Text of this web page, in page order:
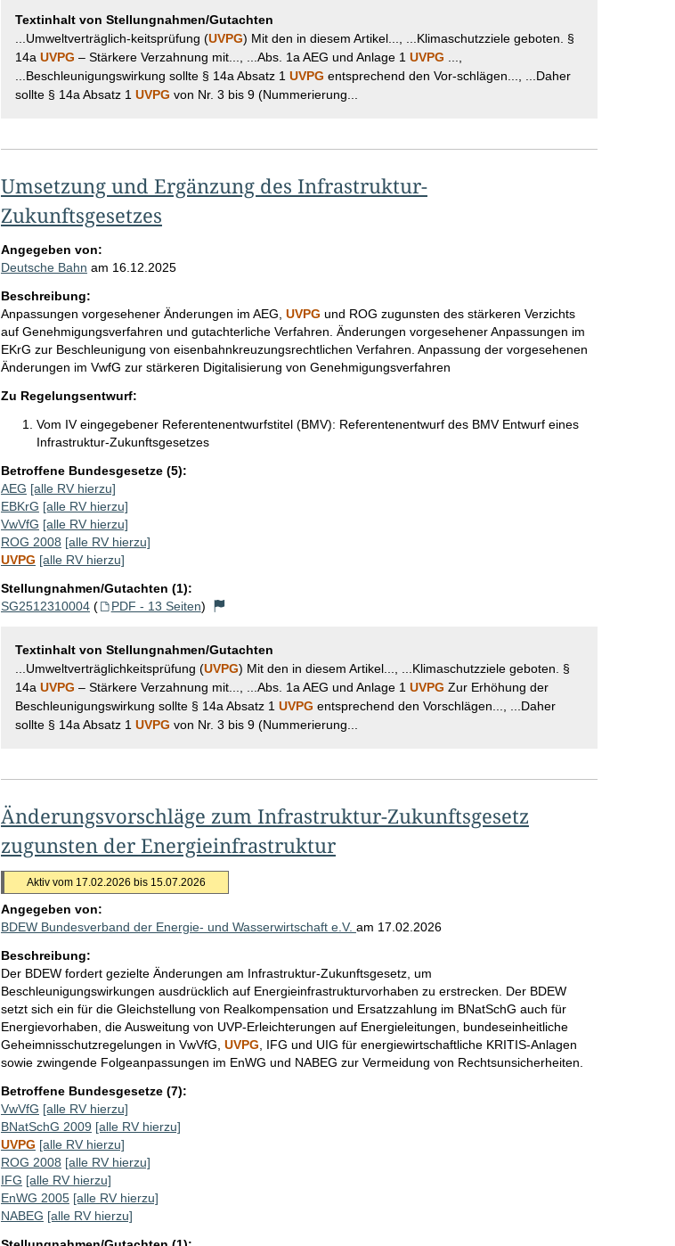
Textinhalt von Stellungnahmen/Gutachten
...Umweltverträglich-keitsprüfung (UVPG) Mit den in diesem Artikel..., ...Klimaschutzziele geboten. §
14a UVPG – Stärkere Verzahnung mit..., ...Abs. 1a AEG und Anlage 1 UVPG
...Beschleunigungswirkung sollte § 14a Absatz 1 UVPG entsprechend den Vor-schlägen..., ...Daher
sollte § 14a Absatz 1 UVPG von Nr. 3 bis 9 (Nummerierung...
Umsetzung und Ergänzung des Infrastruktur-
Zukunftsgesetzes
Angegeben von:
Deutsche Bahn am 16.12.2025
Beschreibung:
Anpassungen vorgesehener Änderungen im AEG, UVPG und ROG zugunsten des stärkeren Verzichts
auf Genehmigungsverfahren und gutachterliche Verfahren. Änderungen vorgesehener Anpassungen im
EKrG zur Beschleunigung von eisenbahnkreuzungsrechtlichen Verfahren. Anpassung der vorgesehenen
Änderungen im VwfG zur stärkeren Digitalisierung von Genehmigungsverfahren
Zu Regelungsentwurf:
Vom IV eingegebener Referentenentwurfstitel (BMV): Referentenentwurf des BMV Entwurf eines
Infrastruktur-Zukunftsgesetzes
Betroffene Bundesgesetze (5):
AEG [alle RV hierzu]
EBKrG [alle RV hierzu]
VwVfG [alle RV hierzu]
ROG 2008 [alle RV hierzu]
UVPG [alle RV hierzu]
Stellungnahmen/Gutachten (1):
SG2512310004( PDF - 13 Seiten)
Textinhalt von Stellungnahmen/Gutachten
...Umweltverträglichkeitsprüfung (UVPG) Mit den in diesem Artikel..., ...Klimaschutzziele geboten. §
14a UVPG – Stärkere Verzahnung mit..., ...Abs. 1a AEG und Anlage 1 UVPG Zur Erhöhung der
Beschleunigungswirkung sollte § 14a Absatz 1 UVPG entsprechend den Vorschlägen..., ...Daher
sollte § 14a Absatz 1 UVPG von Nr. 3 bis 9 (Nummerierung...
Änderungsvorschläge zum Infrastruktur-Zukunftsgesetz
zugunsten der Energieinfrastruktur
Aktiv vom 17.02.2026 bis 15.07.2026
Angegeben von:
BDEW Bundesverband der Energie- und Wasserwirtschaft e.V. am 17.02.2026
Beschreibung:
Der BDEW fordert gezielte Änderungen am Infrastruktur-Zukunftsgesetz, um
Beschleunigungswirkungen ausdrücklich auf Energieinfrastrukturvorhaben zu erstrecken. Der BDEW
setzt sich ein für die Gleichstellung von Realkompensation und Ersatzzahlung im BNatSchG auch für
Energievorhaben, die Ausweitung von UVP-Erleichterungen auf Energieleitungen, bundeseinheitliche
Geheimnisschutzregelungen in VwVfG, UVPG , IFG und UIG für energiewirtschaftliche KRITIS-Anlagen
sowie zwingende Folgeanpassungen im EnWG und NABEG zur Vermeidung von Rechtsunsicherheiten.
Betroffene Bundesgesetze (7):
VwVfG [alle RV hierzu]
BNatSchG 2009 [alle RV hierzu]
UVPG [alle RV hierzu]
ROG 2008 [alle RV hierzu]
IFG [alle RV hierzu]
EnWG 2005 [alle RV hierzu]
NABEG [alle RV hierzu]